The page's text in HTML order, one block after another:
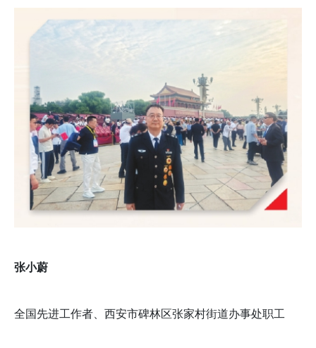
张小蔚
全国先进工作者、西安市碑林区张家村街道办事处职工